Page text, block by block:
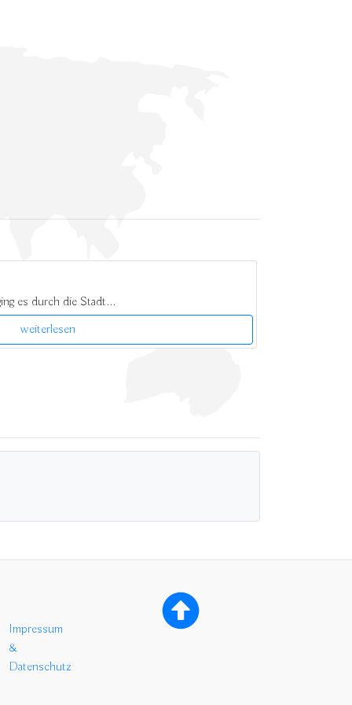
es durch die Stadt...
weiterlesen
Impressum
&
Datenschutz